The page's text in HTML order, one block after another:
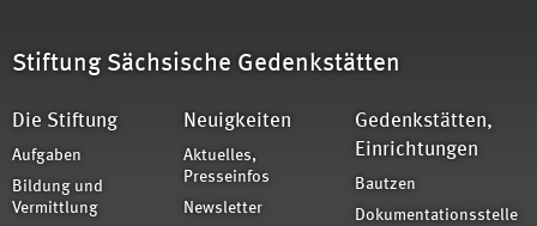
Stiftung Sächsische Gedenkstätten
Die Stiftung
Aufgaben
Bildung und
Vermittlung
Neuigkeiten
Aktuelles,
Presseinfos
Newsletter
Gedenkstätten,
Einrichtungen
Bautzen
Dokumentationsstelle